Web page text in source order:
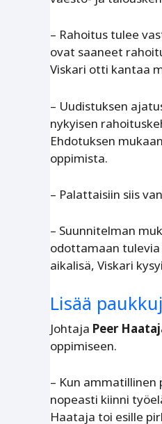
– Rahoitus tulee
ovat saaneet
Viskari otti kantaa
– Uudistuksen
nykyisen
Ehdotuksen
oppimista.
– Palattaisiin siis
– Suunnitelman
odottamaan tulevia
aikalisä, Viskari
Lisää
Johtaja Peer
oppimiseen.
– Kun
nopeasti kiinni
Haataja toi esille